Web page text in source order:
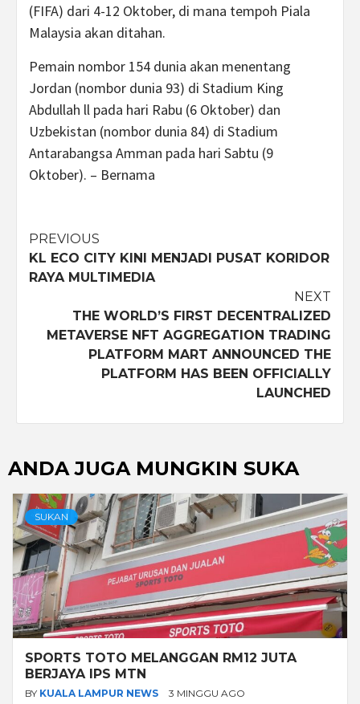
(FIFA) dari 4-12 Oktober, di mana tempoh Piala
Malaysia akan ditahan.
Pemain nombor 154 dunia akan menentang
Jordan (nombor dunia 93) di Stadium King
Abdullah ll pada hari Rabu (6 Oktober) dan
Uzbekistan (nombor dunia 84) di Stadium
Antarabangsa Amman pada hari Sabtu (9
Oktober). – Bernama
Post
navigation
PREVIOUS
KL ECO CITY KINI MENJADI PUSAT KORIDOR
RAYA MULTIMEDIA
NEXT
THE WORLD’S FIRST DECENTRALIZED
METAVERSE NFT AGGREGATION TRADING
PLATFORM MART ANNOUNCED THE
PLATFORM HAS BEEN OFFICIALLY
LAUNCHED
ANDA JUGA MUNGKIN SUKA
SUKAN
SPORTS TOTO MELANGGAN RM12 JUTA
BERJAYA IPS MTN
BY KUALA LAMPUR NEWS 3 MINGGU AGO